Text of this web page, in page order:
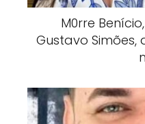
M0rre
Gustavo Simões,